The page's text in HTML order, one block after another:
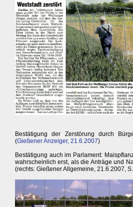
Bestätigung der Zerstörung durch
(Gießener Anzeiger, 21.6.2007)
Bestätigung auch im Parlament:
wahrscheinlich erst, als die Anträge und
(rechts: Gießener Allgemeine, 21.6.2007,